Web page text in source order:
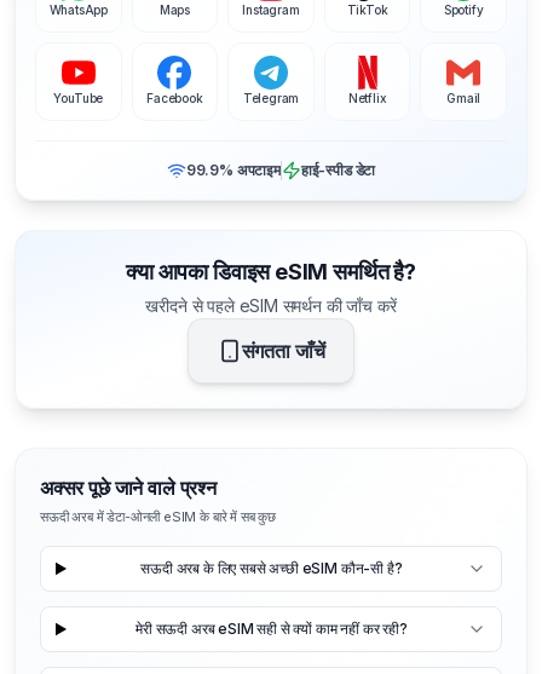
WhatsApp Maps Instagram TikTok Spotify
YouTube Facebook Telegram Netflix Gmail
99.9% अपटाइम हाई-स्पीड डेटा
क्या आपका डिवाइस eSIM समर्थित है?
खरीदने से पहले eSIM समर्थन की जाँच करें
संगतता जाँचें
अक्सर पूछे जाने वाले प्रश्न
सऊदी अरब में डेटा-ओनली eSIM के बारे में सब कुछ
सऊदी अरब के लिए सबसे अच्छी eSIM कौन-सी है?
मेरी सऊदी अरब eSIM सही से क्यों काम नहीं कर रही?